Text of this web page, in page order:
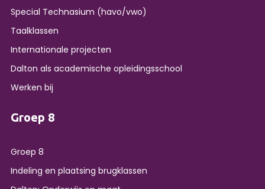
Special Technasium (havo/vwo)
Taalklassen
Internationale projecten
Dalton als academische opleidingsschool
Werken bij
Groep 8
Groep 8
Indeling en plaatsing brugklassen